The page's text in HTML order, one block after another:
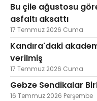
Bu çile ağustosu
asfaltı aksattı
17 Temmuz 2026 Cuma
Kandıra'daki
verilmiş
17 Temmuz 2026 Cuma
Gebze Sendikalar
16 Temmuz 2026 Perşembe